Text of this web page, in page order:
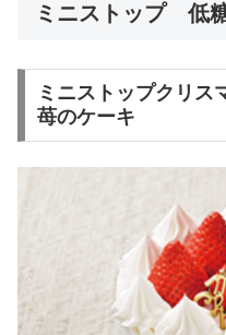
ミニストップ 低
ミニストップクリ
苺のケーキ